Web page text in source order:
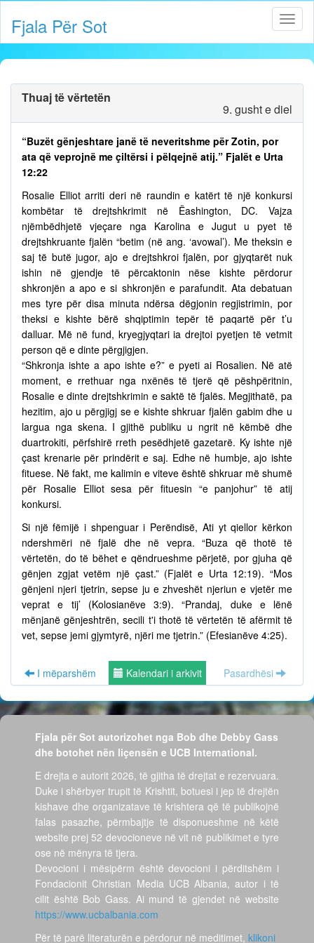
Fjala Për Sot
Thuaj të vërtetën
9. gusht e diel
“Buzët gënjeshtare janë të neveritshme për Zotin, por
ata që veprojnë me çiltërsi i pëlqejnë atij.” Fjalët e Urta
12:22
Rosalie Elliot arriti deri në raundin e katërt të një konkursi
kombëtar të drejtshkrimit në Ëashington, DC. Vajza
njëmbëdhjetë vjeçare nga Karolina e Jugut u pyet të
drejtshkruante fjalën “betim (në ang. ‘avowal’). Me theksin e
saj të butë jugor, ajo e drejtshkroi fjalën, por gjyqtarët nuk
ishin në gjendje të përcaktonin nëse kishte përdorur
shkronjën a apo e si shkronjën e parafundit. Ata debatuan
mes tyre për disa minuta ndërsa dëgjonin regjistrimin, por
theksi e kishte bërë shqiptimin tepër të paqartë për t’u
dalluar. Më në fund, kryegjyqtari ia drejtoi pyetjen të vetmit
person që e dinte përgjigjen.
“Shkronja ishte a apo ishte e?” e pyeti ai Rosalien. Në atë
moment, e rrethuar nga nxënës të tjerë që pëshpëritnin,
Rosalie e dinte drejtshkrimin e saktë të fjalës. Megjithatë, pa
hezitim, ajo u përgjigj se e kishte shkruar fjalën gabim dhe u
largua nga skena. I gjithë publiku u ngrit në këmbë dhe
duartrokiti, përfshirë rreth pesëdhjetë gazetarë. Ky ishte një
çast krenarie për prindërit e saj. Edhe në humbje, ajo ishte
fituese. Në fakt, me kalimin e viteve është shkruar më shumë
për Rosalie Elliot sesa për fituesin “e panjohur” të atij
konkursi.
Si një fëmijë i shpenguar i Perëndisë, Ati yt qiellor kërkon
ndershmëri në fjalë dhe në vepra. “Buza që thotë të
vërtetën, do të bëhet e qëndrueshme përjetë, por gjuha që
gënjen zgjat vetëm një çast.” (Fjalët e Urta 12:19). “Mos
gënjeni njeri tjetrin, sepse ju e zhveshët njeriun e vjetër me
veprat e tij’ (Kolosianëve 3:9). “Prandaj, duke e lënë
mënjanë gënjeshtrën, secili t'i thotë të vërtetën të afërmit të
vet, sepse jemi gjymtyrë, njëri me tjetrin.” (Efesianëve 4:25).
I mëparshëm Kalendari i arkivit Pasardhësi
Fjala për Sot autorizohet nga Bob dhe Debby Gass
dhe botohet nën liçensën e UCB International.
E drejta e autorit 2026, të gjitha të drejtat e rezervuara.
Duke i shërbyer trupit të Krishtit, botuesi i jep të drejtën
kishave dhe organizatave të krishtera që të publikojnë
falas pasazhe, përmbajtje të disponueshme në këtë
website prej 52 devocioneve në vit në publikimet e tyre
ose në mënyra të tjera.
Devocioni i mësipërm është devocioni i përditshëm i
Fondacionit Christian Media UCB Albania, autor i të
cilit është Bob Gass. Ai mund të gjendet në website
https://www.ucbalbania.com
Për të parë literaturën e përdorur në meditimet, klikoni